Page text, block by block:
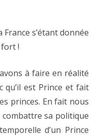
France s’étant donnée
fort !
à faire en réalité
qu’il est Prince et fait
princes. En fait nous
sa politique
d’un Prince